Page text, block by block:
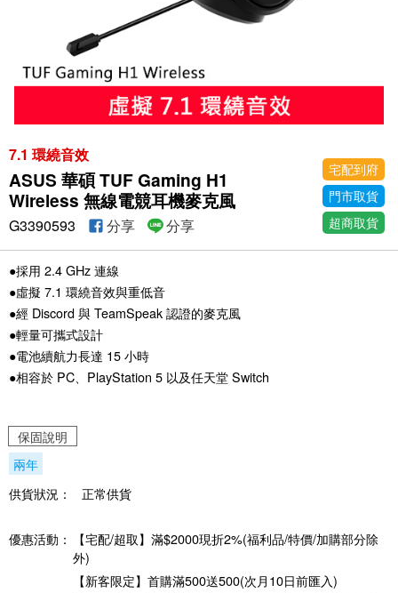
7.1 環繞音效
ASUS 華碩 TUF Gaming H1
Wireless 無線電競耳機麥克風
宅配到府
門市取貨
超商取貨
G3390593 分享 分享
●採用 2.4 GHz 連線
●虛擬 7.1 環繞音效與重低音
●經 Discord 與 TeamSpeak 認證的麥克風
●輕量可攜式設計
●電池續航力長達 15 小時
●相容於 PC、PlayStation 5 以及任天堂 Switch
保固說明
兩年
供貨狀況：
正常供貨
優惠活動：
【宅配/超取】滿$2000現折2%(福利品/特價/加購部分除
外)
【新客限定】首購滿500送500(次月10日前匯入)